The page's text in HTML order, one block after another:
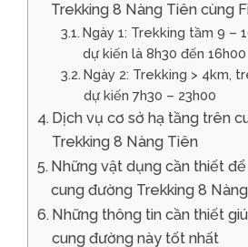
Trekking 8 Nàng Tiên cùng
Ngày 1: Trekking tầm 9 –
dự kiến là 8h30 đến 16h00
Ngày 2: Trekking > 4km,
dự kiến 7h30 – 23h00
Dịch vụ cơ sở hạ tầng trên
Trekking 8 Nàng Tiên
Những vật dụng cần thiết
cung đường Trekking 8
Những thông tin cần thiết
cung đường này tốt nhất